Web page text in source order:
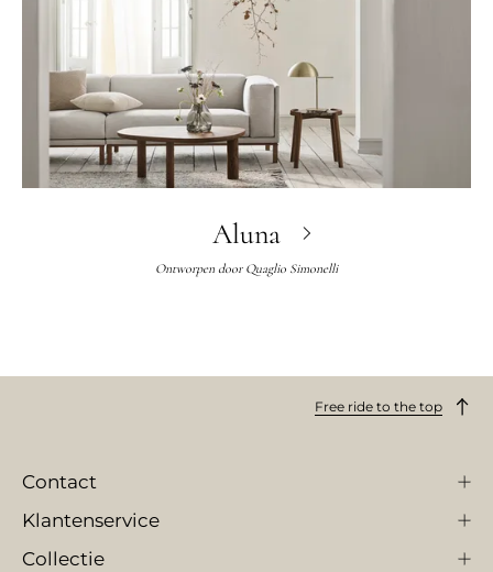
Aluna
Ontworpen door Quaglio Simonelli
Free ride to the top
Contact
Klantenservice
Collectie